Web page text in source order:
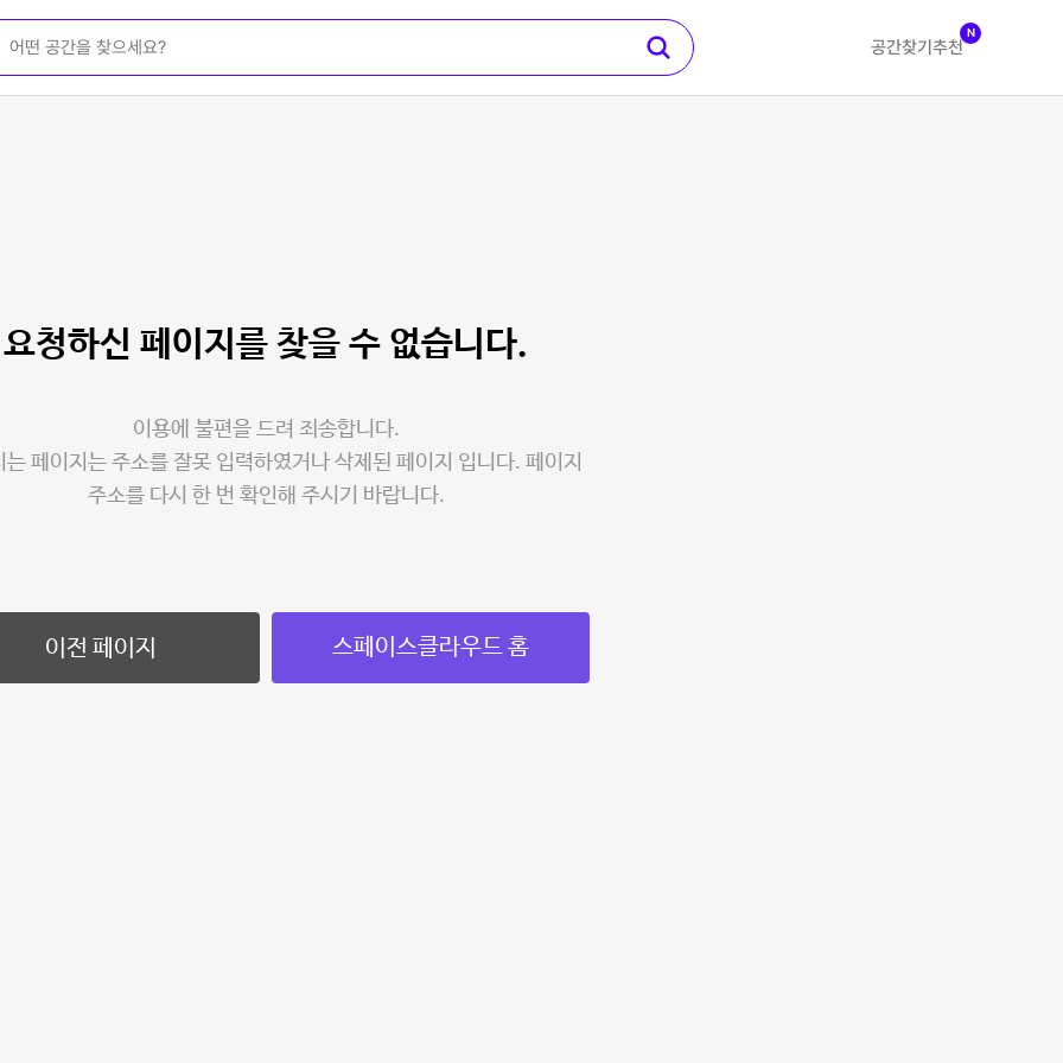
공간찾기 추천
N
요청하신 페이지를 찾을 수 없습니다.
이용에 불편을 드려 죄송합니다.
는 페이지는 주소를 잘못 입력하였거나 삭제된 페이지 입니다. 페이지
주소를 다시 한 번 확인해 주시기 바랍니다.
이전 페이지 스페이스클라우드 홈